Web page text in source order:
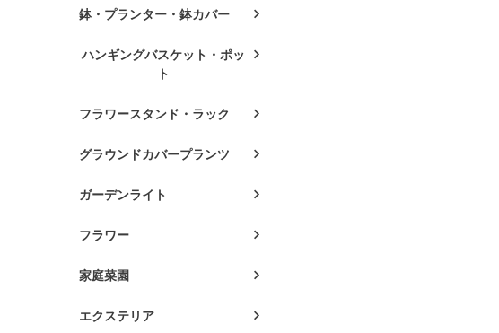
鉢・プランター・鉢カバー
ハンギングバスケット・ポッ
ト
フラワースタンド・ラック
グラウンドカバープランツ
ガーデンライト
フラワー
家庭菜園
エクステリア